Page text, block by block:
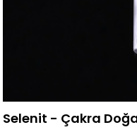
Selenit - Çakra